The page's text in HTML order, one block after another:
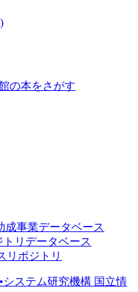
の本をさがす
事業データベース
リデータベース
リポジトリ